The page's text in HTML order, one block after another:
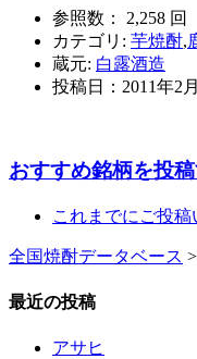
参照数： 2,258 回
カテゴリ: 芋焼酎,
蔵元: 白露酒造
投稿日： 2011年2
おすすめ銘柄を投
これまでにご投
全国焼酎データベース >
最近の投稿
アサヒ